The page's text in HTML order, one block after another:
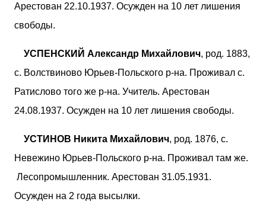
Арестован 22.10.1937. Осужден на 10 лет лишения
свободы.
УСПЕНСКИЙ Александр Михайлович, род. 1883,
с. Волствиново Юрьев-Польского р-на. Проживал с.
Ратислово того же р-на. Учитель. Арестован
24.08.1937. Осужден на 10 лет лишения свободы.
УСТИНОВ Никита Михайлович, род. 1876, с.
Невежино Юрьев-Польского р-на. Проживал там же.
Лесопромышленник. Арестован 31.05.1931.
Осужден на 2 года высылки.